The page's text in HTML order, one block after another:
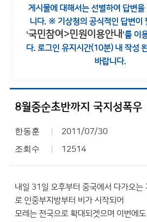
게시물에 대해서는 선별하여 답변을
니다. ※ 기상청의 공식적인 답변이
'국민참여>민원이용안내 '를 이
다. 로그인 유지시간(10분) 내 작성
바랍니다.
8월중순초반까지 국지성폭우
한동훈 2011/07/30
조회수 12514
내일 31일 오후부터 중국에서 다가오는
로 인중부지방부터 비가 시작되어
모레는 전국으로 확대되겟으며 이번에